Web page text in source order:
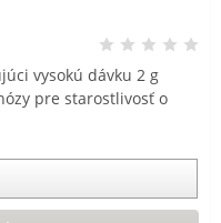
vysokú dávku 2 g
pre starostlivosť o